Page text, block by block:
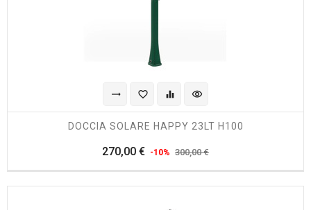
trending_flat favorite_border equalizer visibility
DOCCIA SOLARE HAPPY 23LT H100
270,00 € Prezzo
-10% 300,00 €Prezzo